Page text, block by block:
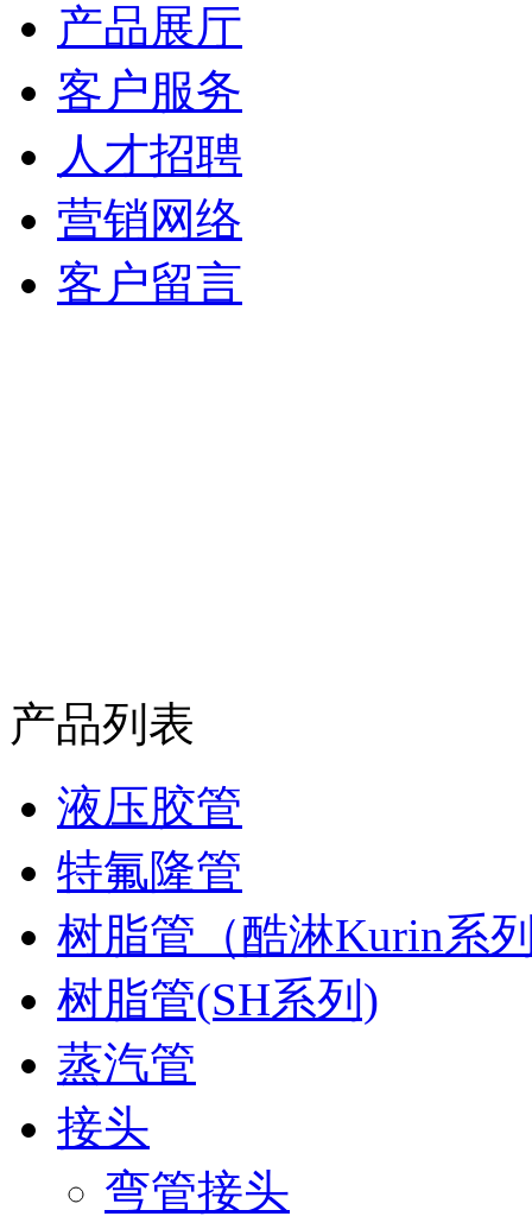
产品展厅
客户服务
人才招聘
营销网络
客户留言
产品列表
液压胶管
特氟隆管
树脂管（酷淋Kurin系
树脂管(SH系列)
蒸汽管
接头
弯管接头